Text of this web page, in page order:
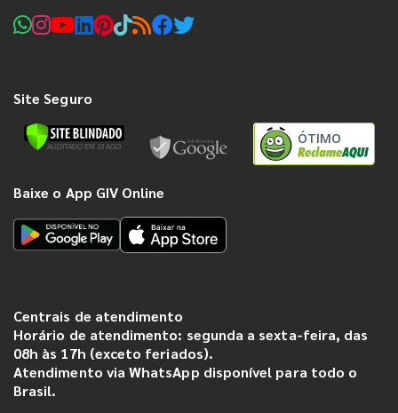
Site Seguro
ÓTIMO
Baixe o App GIV Online
Centrais de atendimento
Horário de atendimento: segunda a sexta-feira, das
08h às 17h (exceto feriados).
Atendimento via WhatsApp disponível para todo o
Brasil.